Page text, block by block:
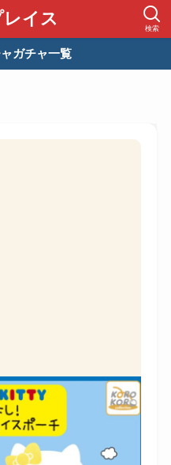
イス 検索
ガチャ一覧